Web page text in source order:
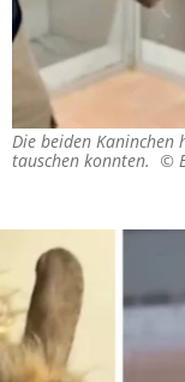
Die beiden Kaninchen
tauschen konnten. ©